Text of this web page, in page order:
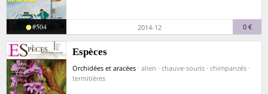
#504 2014-12 0 €
Espèces
Orchidées et aracées · alien · chauve-souris · chimpanzés ·
termitières